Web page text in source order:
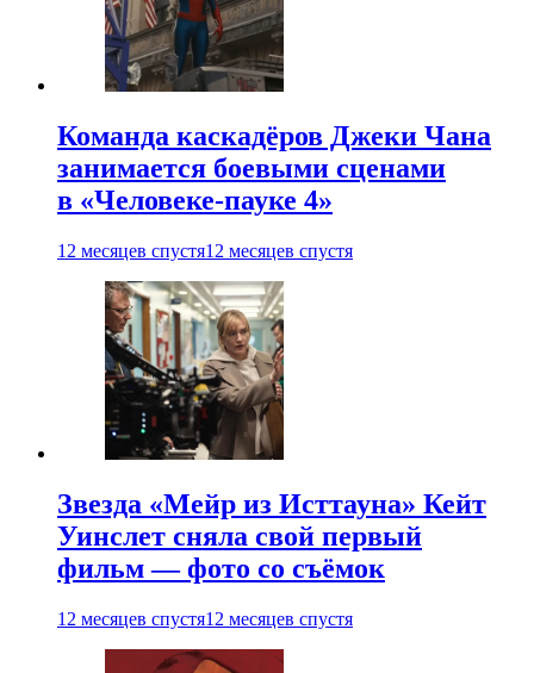
Команда каскадёров Джеки Чана
занимается боевыми сценами
в «Человеке-пауке 4»
12 месяцев спустя12 месяцев спустя
Звезда «Мейр из Исттауна» Кейт
Уинслет сняла свой первый
фильм — фото со съёмок
12 месяцев спустя12 месяцев спустя